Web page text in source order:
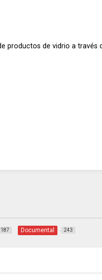
productos de vidrio a través
187 Documental 243